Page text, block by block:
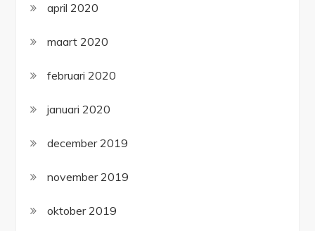
april 2020
maart 2020
februari 2020
januari 2020
december 2019
november 2019
oktober 2019